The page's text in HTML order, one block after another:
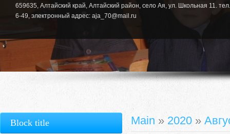
659635, Алтайский край, Алтайский район, село Ая, ул. Школьная 11.
6-49, электронный адрес: aja_70@mail.ru
Main » 2020 »
Block title